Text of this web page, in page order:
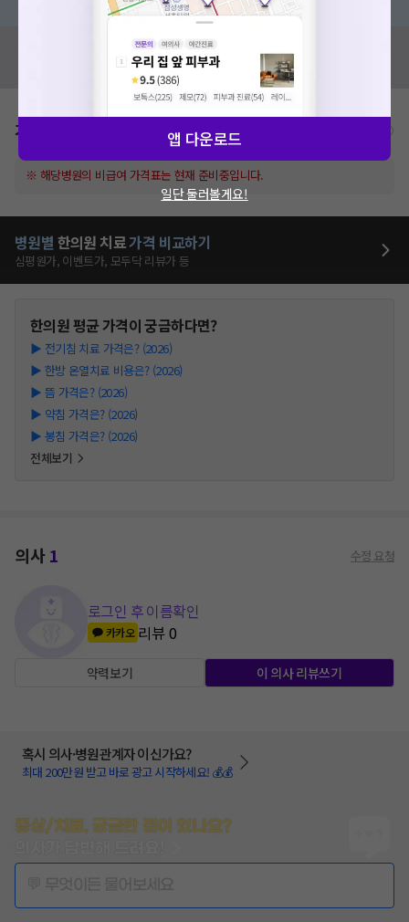
혹시 잘못된 병원정보가 있나요?
모두닥 팀에 알려주세요!
가격표
※ 해당병원의 비급여 가격표는 현재 준비중입니다.
병원별 한의원 치료가격 비교하기
심평원가, 이벤트가, 모두닥 리뷰가 등
한의원평균 가격이 궁금하다면?
▶ 전기침 치료 가격은? (2026)
▶ 한방 온열치료 비용은? (2026)
▶ 뜸 가격은? (2026)
▶ 약침 가격은? (2026)
▶ 봉침 가격은? (2026)
전체보기
의사1 수정 요청
로그인 후 이름확인
카카오 리뷰0
약력보기 이 의사 리뷰쓰기
혹시 의사·병원관계자 이신가요?
최대 200만원 받고 바로 광고 시작하세요! 💰💰
증상/치료, 궁금한 점이 있나요?
앱 다운로드
일단 둘러볼게요!